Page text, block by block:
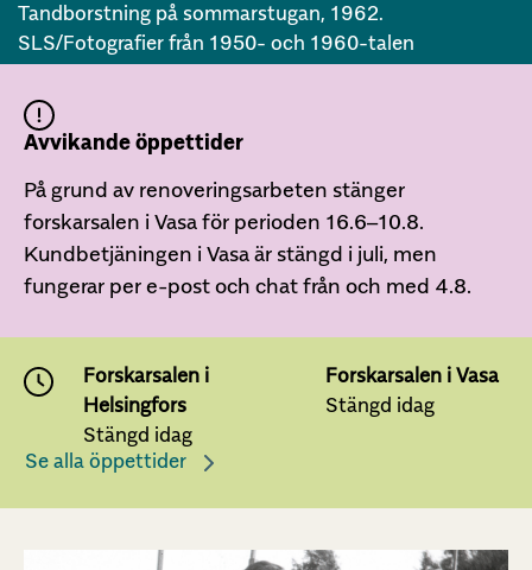
Tandborstning på sommarstugan, 1962.
SLS/Fotografier från 1950- och 1960-talen
Avvikande öppettider
På grund av renoveringsarbeten stänger
forskarsalen i Vasa för perioden 16.6–10.8.
Kundbetjäningen i Vasa är stängd i juli, men
fungerar per e-post och chat från och med 4.8.
Forskarsalen i
Helsingfors
Stängd idag
Forskarsalen i Vasa
Stängd idag
Se alla öppettider